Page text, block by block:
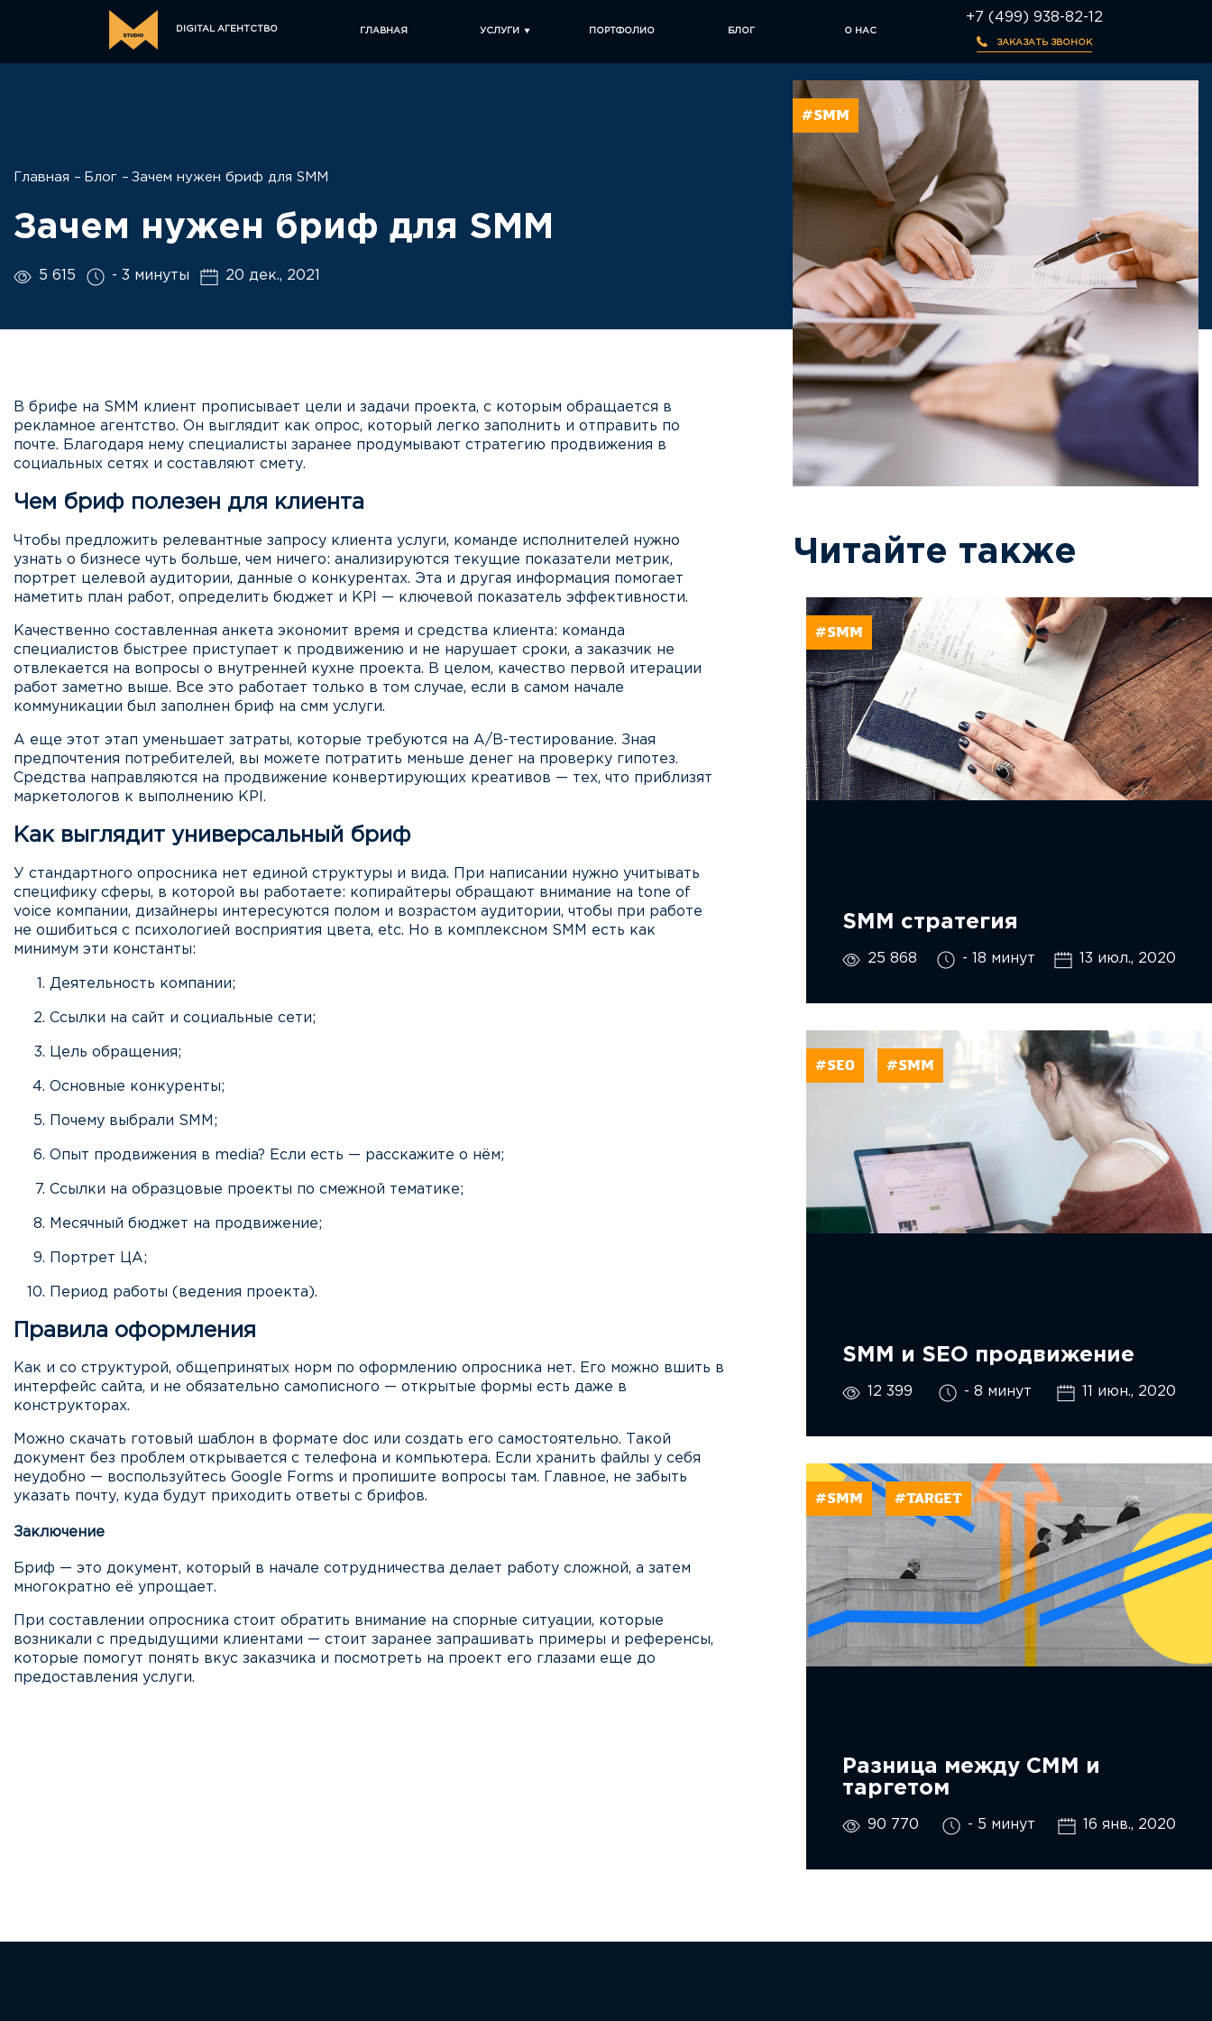
DIGITAL АГЕНТСТВО ГЛАВНАЯ УСЛУГИ ПОРТФОЛИО БЛОГ О НАС
+7 (499) 938-82-12
ЗАКАЗАТЬ ЗВОНОК
Главная Блог Зачем нужен бриф для SMM
Зачем нужен бриф для SMM
5 615 - 3 минуты 20 дек., 2021
В брифе на SMM клиент прописывает цели и задачи проекта, с которым обращается в
рекламное агентство. Он выглядит как опрос, который легко заполнить и отправить по
почте. Благодаря нему специалисты заранее продумывают стратегию продвижения в
социальных сетях и составляют смету.
Чем бриф полезен для клиента
Чтобы предложить релевантные запросу клиента услуги, команде исполнителей нужно
узнать о бизнесе чуть больше, чем ничего: анализируются текущие показатели метрик,
портрет целевой аудитории, данные о конкурентах. Эта и другая информация помогает
наметить план работ, определить бюджет и KPI — ключевой показатель эффективности.
Качественно составленная анкета экономит время и средства клиента: команда
специалистов быстрее приступает к продвижению и не нарушает сроки, а заказчик не
отвлекается на вопросы о внутренней кухне проекта. В целом, качество первой итерации
работ заметно выше. Все это работает только в том случае, если в самом начале
коммуникации был заполнен бриф на смм услуги.
А еще этот этап уменьшает затраты, которые требуются на A/B-тестирование. Зная
предпочтения потребителей, вы можете потратить меньше денег на проверку гипотез.
Средства направляются на продвижение конвертирующих креативов — тех, что приблизят
маркетологов к выполнению KPI.
Как выглядит универсальный бриф
У стандартного опросника нет единой структуры и вида. При написании нужно учитывать
специфику сферы, в которой вы работаете: копирайтеры обращают внимание на tone of
voice компании, дизайнеры интересуются полом и возрастом аудитории, чтобы при работе
не ошибиться с психологией восприятия цвета, etc. Но в комплексном SMM есть как
минимум эти константы:
Деятельность компании;
Ссылки на сайт и социальные сети;
Цель обращения;
Основные конкуренты;
Почему выбрали SMM;
Опыт продвижения в media? Если есть — расскажите о нём;
Ссылки на образцовые проекты по смежной тематике;
Месячный бюджет на продвижение;
Портрет ЦА;
Период работы (ведения проекта).
Правила оформления
Как и со структурой, общепринятых норм по оформлению опросника нет. Его можно вшить в
интерфейс сайта, и не обязательно самописного — открытые формы есть даже в
конструкторах.
Можно скачать готовый шаблон в формате doc или создать его самостоятельно. Такой
документ без проблем открывается с телефона и компьютера. Если хранить файлы у себя
неудобно — воспользуйтесь Google Forms и пропишите вопросы там. Главное, не забыть
указать почту, куда будут приходить ответы с брифов.
Заключение
Бриф — это документ, который в начале сотрудничества делает работу сложной, а затем
многократно её упрощает.
При составлении опросника стоит обратить внимание на спорные ситуации, которые
возникали с предыдущими клиентами — стоит заранее запрашивать примеры и референсы,
которые помогут понять вкус заказчика и посмотреть на проект его глазами еще до
предоставления услуги.
#SMM
Читайте также
#SMM
SMM стратегия
25 868 - 18 минут 13 июл., 2020
#SEO #SMM
SMM и SEO продвижение
12 399 - 8 минут 11 июн., 2020
#SMM #TARGET
Разница между СММ и
таргетом
90 770 - 5 минут 16 янв., 2020